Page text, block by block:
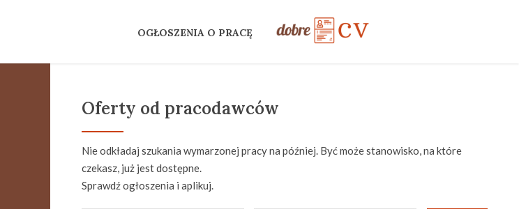
OGŁOSZENIA O PRACĘ
Oferty od pracodawców
Nie odkładaj szukania wymarzonej pracy na później. Być może stanowisko, na które
czekasz, już jest dostępne.
Sprawdź ogłoszenia i aplikuj.